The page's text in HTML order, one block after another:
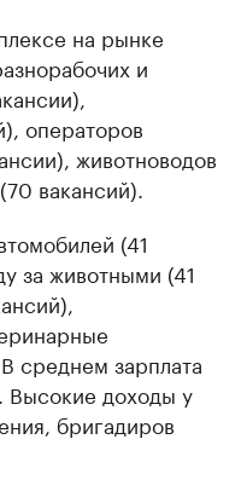
на рынке
и
операторов
животноводов
вакансий).
(41
за животными (41
среднем зарплата
Высокие доходы у
бригадиров